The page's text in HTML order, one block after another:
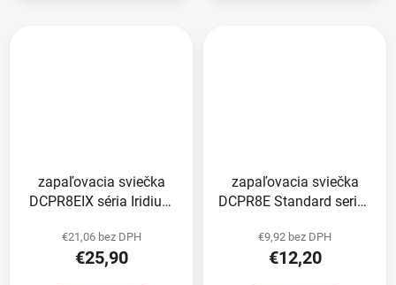
zapaľovacia sviečka
DCPR8EIX séria Iridium
€21,06 bez DPH
€25,90
zapaľovacia sviečka
DCPR8E Standard series
€9,92 bez DPH
€12,20